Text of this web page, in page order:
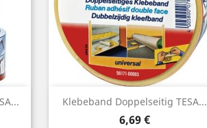
Klebeband Doppelseitig TESA...
Preis
6,69 €
Vorschau